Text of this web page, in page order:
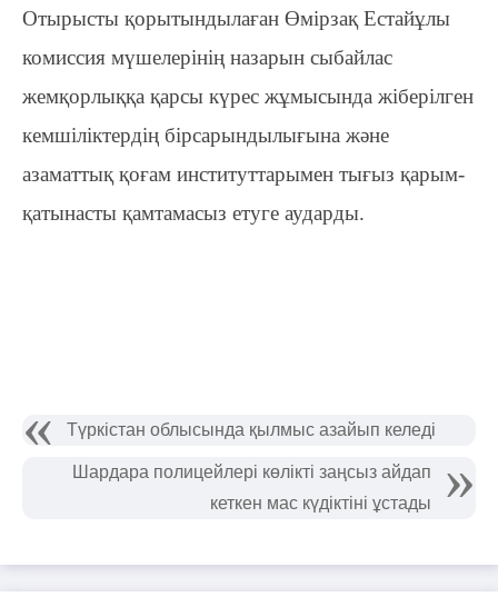
Отырысты қорытындылаған Өмірзақ Естайұлы
комиссия мүшелерінің назарын сыбайлас
жемқорлыққа қарсы күрес жұмысында жіберілген
кемшіліктердің бірсарындылығына және
азаматтық қоғам институттарымен тығыз қарым-
қатынасты қамтамасыз етуге аударды.
Түркістан облысында қылмыс азайып келеді
Шардара полицейлері көлікті заңсыз айдап
кеткен мас күдіктіні ұстады